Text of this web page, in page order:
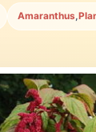
Amaranthus,